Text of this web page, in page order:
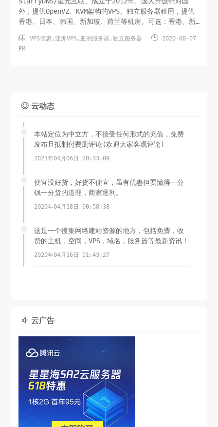
外，提供OpenVZ、KVM架构的VPS、独立服务器租用，提供
香港、日本、韩国、新加坡、荷兰等机房。可选：香港、新
强烈推荐选香港CPU内存硬盘月流量虚拟化系统防御IPv4价
格位置购买链接2核2 GB20G/HDD500G/100MbpsKVMLin无
 VPS优惠, 亚洲VPS, 亚洲服务器 ,独立服务器  2020-08-07
PM
 云动态
本站定位为中立方，不接受任何形式的充值，免费
发布且抵制付费删评论(欢迎大家客观评论)
2021年04月06日 20:33:09
便宜没好货，好货不便宜，虽有优惠但要懂得一分
钱一分货的道理，商家逐利。
2020年04月18日 00:58:38
这是一个搜集网络建站资源的地方，包括免费，收
费的主机，空间，VPS，域名，服务器等最新资讯！
2020年04月16日 01:43:27
 云广告